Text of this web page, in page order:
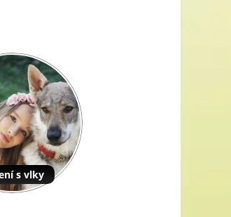
s vlky